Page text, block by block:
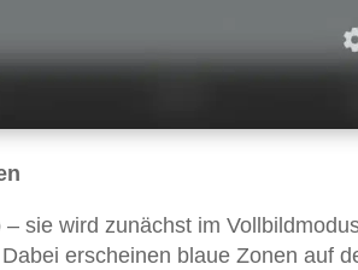
sie wird zunächst im
erscheinen blaue Zonen auf